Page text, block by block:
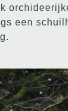
een